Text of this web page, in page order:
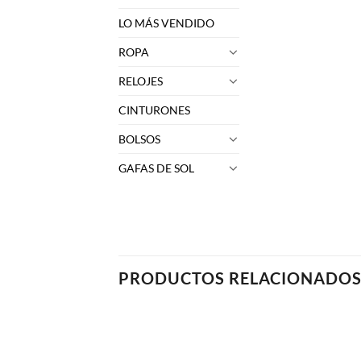
LO MÁS VENDIDO
ROPA
RELOJES
CINTURONES
BOLSOS
GAFAS DE SOL
PRODUCTOS RELACIONADOS